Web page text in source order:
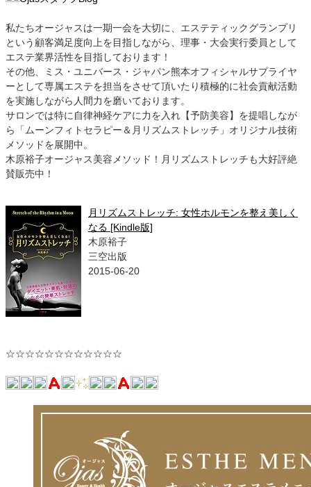
私たちオージャスは一期一会を大切に、エステティックグランプリ
という顧客満足度向上を目指しながら、理事・大会実行委員として
エステ業界活性を目指しております！
その他、ミス・ユニバース・ジャパン熊本オフィシャルサプライヤ
ーとして専属エステを担当をさせて頂いたり積極的に社会貢献活動
を実施しながら人間力を磨いております。
サロンでは特に自律神経ケアに力を入れ【予防美容】を提唱しなが
ら「ムーンフィトセラピー＆月リズムストレッチ」オリジナル技術
メソッドを展開中。
木原裕子オージャス美容メソッド！月リズムストレッチも大好評絶
賛販売中！
月リズムストレッチ: 女性ホルモンを整え美しく
なる [Kindle版]
木原裕子
三空出版
2015-06-20
☆☆☆☆☆☆☆☆☆☆☆☆